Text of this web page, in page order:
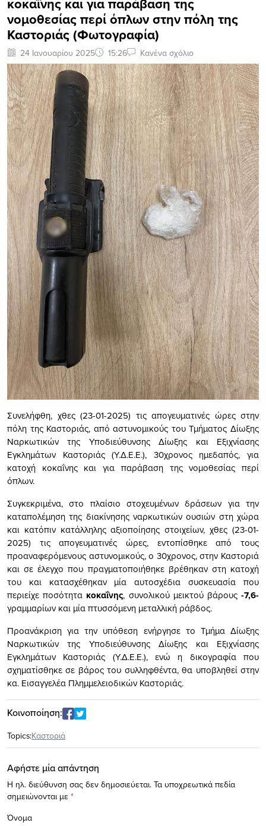
νομοθεσίας περί όπλων στην πόλη της
Καστοριάς (Φωτογραφία)
24 Ιανουαρίου 2025 15:26 Κανένα σχόλιο
Συνελήφθη, χθες (23-01-2025) τις απογευματινές ώρες στην
πόλη της Καστοριάς, από αστυνομικούς του Τμήματος Δίωξης
Ναρκωτικών της Υποδιεύθυνσης Δίωξης και Εξιχνίασης
Εγκλημάτων Καστοριάς (Υ.Δ.Ε.Ε.), 30χρονος ημεδαπός, για
κατοχή κοκαΐνης και για παράβαση της νομοθεσίας περί
όπλων.
Συγκεκριμένα, στο πλαίσιο στοχευμένων δράσεων για την
καταπολέμηση της διακίνησης ναρκωτικών ουσιών στη χώρα
και κατόπιν κατάλληλης αξιοποίησης στοιχείων, χθες (23-01-
2025) τις απογευματινές ώρες, εντοπίσθηκε από τους
προαναφερόμενους αστυνομικούς, ο 30χρονος, στην Καστοριά
και σε έλεγχο που πραγματοποιήθηκε βρέθηκαν στη κατοχή
του και κατασχέθηκαν μία αυτοσχέδια συσκευασία που
περιείχε ποσότητα κοκαΐνης, συνολικού μεικτού βάρους-7,6-
γραμμαρίων και μία πτυσσόμενη μεταλλική ράβδος.
Προανάκριση για την υπόθεση ενήργησε το Τμήμα Δίωξης
Ναρκωτικών της Υποδιεύθυνσης Δίωξης και Εξιχνίασης
Εγκλημάτων Καστοριάς (Υ.Δ.Ε.Ε.), ενώ η δικογραφία που
σχηματίσθηκε σε βάρος του συλληφθέντα, θα υποβληθεί στην
κα. Εισαγγελέα Πλημμελειοδικών Καστοριάς.
Κοινοποίηση:
Topics:Καστοριά
Αφήστε μία απάντηση
Η ηλ. διεύθυνση σας δεν δημοσιεύεται. Τα υποχρεωτικά πεδία
σημειώνονται με *
Όνομα